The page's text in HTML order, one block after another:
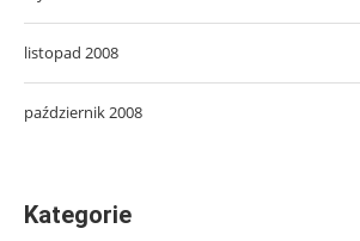
listopad 2008
październik 2008
Kategorie